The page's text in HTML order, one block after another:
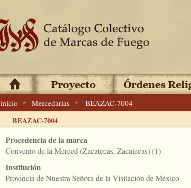
inicio » Mercedarias » BEAZAC-7004
BEAZAC-7004
Procedencia de la marca
Convento de la Merced (Zacatecas, Zacatecas) (1)
Institución
Provincia de Nuestra Señora de la Visitación de México